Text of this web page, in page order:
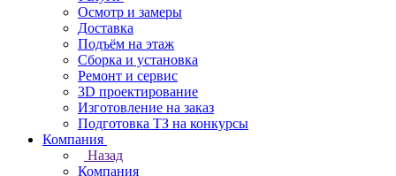
Осмотр и замеры
Доставка
Подъём на этаж
Сборка и установка
Ремонт и сервис
3D проектирование
Изготовление на заказ
Подготовка ТЗ на конкурсы
Компания
Назад
Компания